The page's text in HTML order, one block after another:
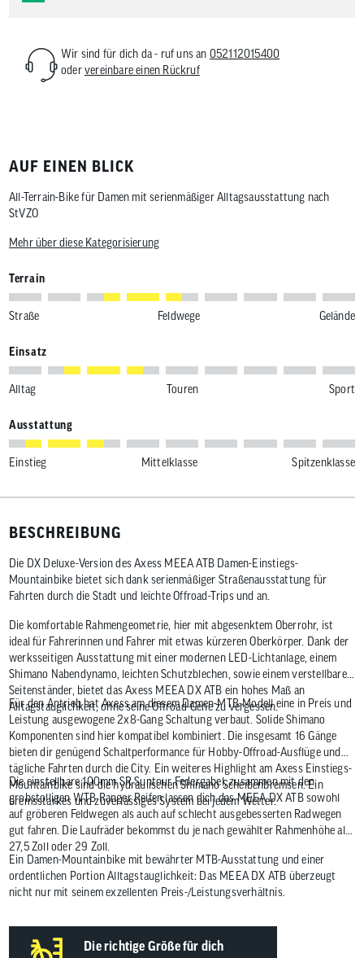
Wir sind für dich da - ruf uns an 052112015400
odervereinbare einen Rückruf
AUF EINEN BLICK
All-Terrain-Bike für Damen mit serienmäßiger Alltagsausstattung nach
StVZO
Mehr über diese Kategorisierung
Terrain
Straße Feldwege Gelände
Einsatz
Alltag Touren Sport
Ausstattung
Einstieg Mittelklasse Spitzenklasse
BESCHREIBUNG
Die DX Deluxe-Version des Axess MEEA ATB Damen-Einstiegs-
Mountainbike bietet sich dank serienmäßiger Straßenausstattung für
Fahrten durch die Stadt und leichte Offroad-Trips und an.
Die komfortable Rahmengeometrie, hier mit abgesenktem Oberrohr, ist
ideal für Fahrerinnen und Fahrer mit etwas kürzeren Oberkörper. Dank der
werksseitigen Ausstattung mit einer modernen LED-Lichtanlage, einem
Shimano Nabendynamo, leichten Schutzblechen, sowie einem verstellbaren
Seitenständer, bietet das Axess MEEA DX ATB ein hohes Maß an
Alltagstauglichkeit, ohne seine Offroad-Gene zu vergessen.
Für den Antrieb hat Axess am diesem Damen-MTB-Modell eine in Preis und
Leistung ausgewogene 2x8-Gang Schaltung verbaut. Solide Shimano
Komponenten sind hier kompatibel kombiniert. Die insgesamt 16 Gänge
bieten dir genügend Schaltperformance für Hobby-Offroad-Ausflüge und
tägliche Fahrten durch die City. Ein weiteres Highlight am Axess Einstiegs-
Mountainbike sind die hydraulischen Shimano Scheibenbremsen. Ein
bremsstarkes und zuverlässiges System bei jedem Wetter.
Die einstellbare 100mm SR Suntour Federgabel, zusammen mit den
grobstolligen WTB Ranger Reifen lassen dich das MEEA DX ATB sowohl
auf gröberen Feldwegen als auch auf schlecht ausgebesserten Radwegen
gut fahren. Die Laufräder bekommst du je nach gewählter Rahmenhöhe als
27,5 Zoll oder 29 Zoll.
Ein Damen-Mountainbike mit bewährter MTB-Ausstattung und einer
ordentlichen Portion Alltagstauglichkeit: Das MEEA DX ATB überzeugt
nicht nur mit seinem exzellenten Preis-/Leistungsverhältnis.
Die richtige Größe für dich